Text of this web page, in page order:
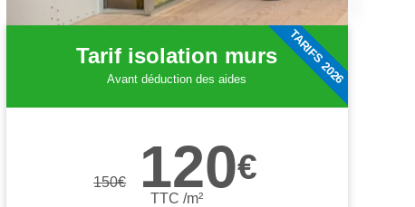
Tarif isolation murs
Avant déduction des aides
150€ 120€
TTC /m²
TARIFS 2026